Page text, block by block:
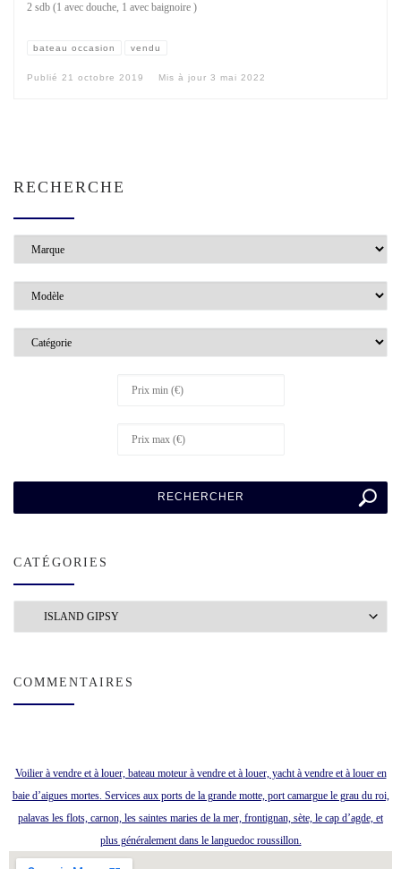
2 sdb (1 avec douche, 1 avec baignoire )
bateau occasion vendu
Publié 21 octobre 2019 Mis à jour 3 mai 2022
RECHERCHE
CATÉGORIES
COMMENTAIRES
Voilier à vendre et à louer, bateau moteur à vendre et à louer, yacht à vendre et à louer en
baie d’aigues mortes. Services aux ports de la grande motte, port camargue le grau du roi,
palavas les flots, carnon, les saintes maries de la mer, frontignan, sète, le cap d’agde, et
plus généralement dans le languedoc roussillon.